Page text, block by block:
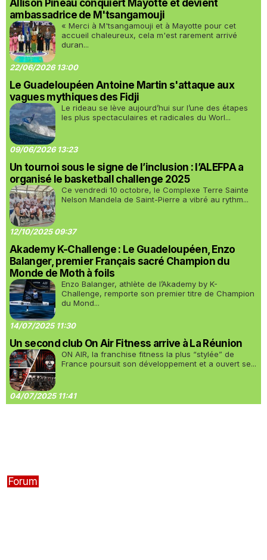
Allison Pineau conquiert Mayotte et devient
ambassadrice de M'tsangamouji
« Merci à M'tsangamouji et à Mayotte pour cet
accueil chaleureux, cela m'est rarement arrivé
duran...
22/06/2026 13:00
Le Guadeloupéen Antoine Martin s'attaque aux
vagues mythiques des Fidji
Le rideau se lève aujourd’hui sur l’une des étapes
les plus spectaculaires et radicales du Worl...
09/06/2026 13:23
Un tournoi sous le signe de l’inclusion : l’ALEFPA a
organisé le basketball challenge 2025
Ce vendredi 10 octobre, le Complexe Terre Sainte
Nelson Mandela de Saint-Pierre a vibré au rythm...
12/10/2025 09:37
Akademy K-Challenge : Le Guadeloupéen, Enzo
Balanger, premier Français sacré Champion du
Monde de Moth à foils
Enzo Balanger, athlète de l’Akademy by K-
Challenge, remporte son premier titre de Champion
du Mond...
14/07/2025 11:30
Un second club On Air Fitness arrive à La Réunion
ON AIR, la franchise fitness la plus “stylée” de
France poursuit son développement et a ouvert se...
04/07/2025 11:41
Forum